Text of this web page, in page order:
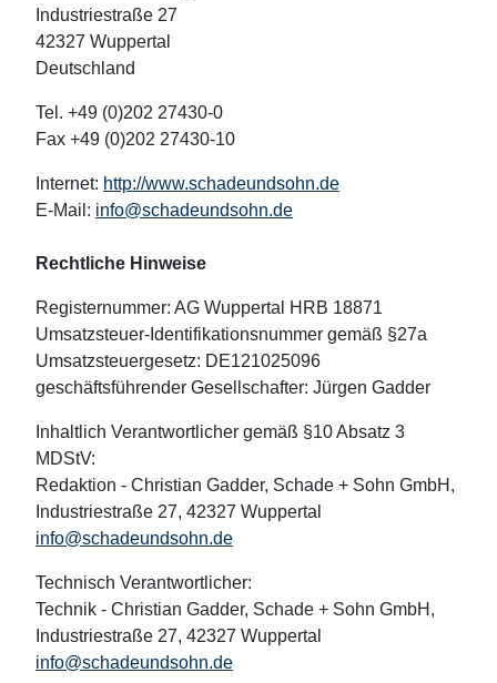
Industriestraße 27
42327 Wuppertal
Deutschland
Tel. +49 (0)202 27430-0
Fax +49 (0)202 27430-10
Internet: http://www.schadeundsohn.de
E-Mail: info@schadeundsohn.de
Rechtliche Hinweise
Registernummer: AG Wuppertal HRB 18871
Umsatzsteuer-Identifikationsnummer gemäß §27a
Umsatzsteuergesetz: DE121025096
geschäftsführender Gesellschafter: Jürgen Gadder
Inhaltlich Verantwortlicher gemäß §10 Absatz 3
MDStV:
Redaktion - Christian Gadder, Schade + Sohn GmbH,
Industriestraße 27, 42327 Wuppertal
info@schadeundsohn.de
Technisch Verantwortlicher:
Technik - Christian Gadder, Schade + Sohn GmbH,
Industriestraße 27, 42327 Wuppertal
info@schadeundsohn.de